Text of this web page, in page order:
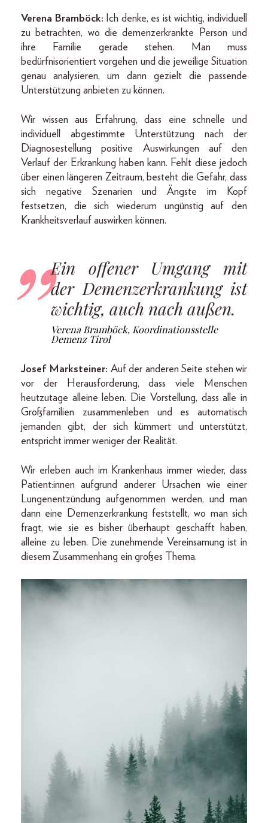
Verena Bramböck: Ich denke, es ist wichtig, individuell
zu betrachten, wo die demenzerkrankte Person und
ihre Familie gerade stehen. Man muss
bedürfnisorientiert vorgehen und die jeweilige Situation
genau analysieren, um dann gezielt die passende
Unterstützung anbieten zu können.
Wir wissen aus Erfahrung, dass eine schnelle und
individuell abgestimmte Unterstützung nach der
Diagnosestellung positive Auswirkungen auf den
Verlauf der Erkrankung haben kann. Fehlt diese jedoch
über einen längeren Zeitraum, besteht die Gefahr, dass
sich negative Szenarien und Ängste im Kopf
festsetzen, die sich wiederum ungünstig auf den
Krankheitsverlauf auswirken können.
Ein offener Umgang mit
der Demenzerkrankung ist
wichtig, auch nach außen.
Verena Bramböck, Koordinationsstelle
Demenz Tirol
Josef Marksteiner: Auf der anderen Seite stehen wir
vor der Herausforderung, dass viele Menschen
heutzutage alleine leben. Die Vorstellung, dass alle in
Großfamilien zusammenleben und es automatisch
jemanden gibt, der sich kümmert und unterstützt,
entspricht immer weniger der Realität.
Wir erleben auch im Krankenhaus immer wieder, dass
Patient:innen aufgrund anderer Ursachen wie einer
Lungenentzündung aufgenommen werden, und man
dann eine Demenzerkrankung feststellt, wo man sich
fragt, wie sie es bisher überhaupt geschafft haben,
alleine zu leben. Die zunehmende Vereinsamung ist in
diesem Zusammenhang ein großes Thema.